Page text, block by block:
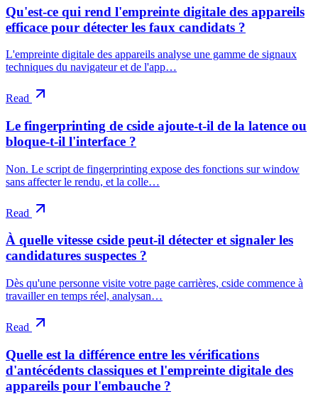
Qu'est-ce qui rend l'empreinte digitale des appareils
efficace pour détecter les faux candidats ?
L'empreinte digitale des appareils analyse une gamme de signaux
techniques du navigateur et de l'app…
Read
Le fingerprinting de cside ajoute-t-il de la latence ou
bloque-t-il l'interface ?
Non. Le script de fingerprinting expose des fonctions sur window
sans affecter le rendu, et la colle…
Read
À quelle vitesse cside peut-il détecter et signaler les
candidatures suspectes ?
Dès qu'une personne visite votre page carrières, cside commence à
travailler en temps réel, analysan…
Read
Quelle est la différence entre les vérifications
d'antécédents classiques et l'empreinte digitale des
appareils pour l'embauche ?